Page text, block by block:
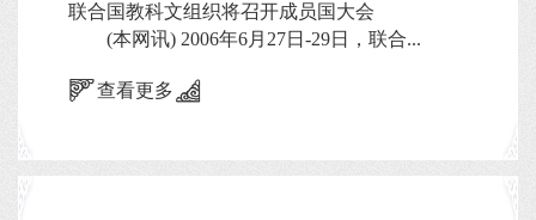
联合国教科文组织将召开成员国大会
(本网讯) 2006年6月27日-29日，联合...
查看更多